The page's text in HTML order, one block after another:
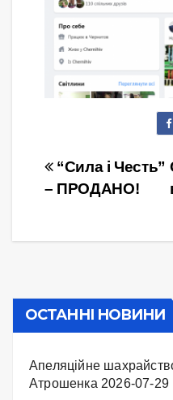
Навігація
записів
“Сила і Честь”
– ПРОДАНО!
ОСТАННІ НОВИНИ
Апеляційне
Атрошенка 2026-07-29